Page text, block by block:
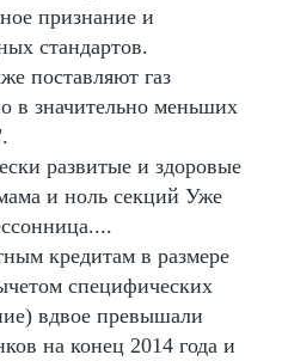
признание и
стандартов.
поставляют газ
в значительно меньших
развитые и здоровые
и ноль секций Уже
кредитам в размере
специфических
вдвое превышали
на конец 2014 года и